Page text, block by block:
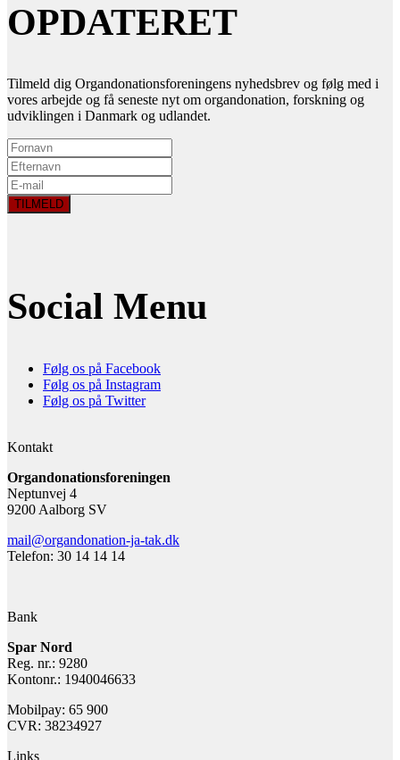
OPDATERET
Tilmeld dig Organdonationsforeningens nyhedsbrev og følg med i
vores arbejde og få seneste nyt om organdonation, forskning og
udviklingen i Danmark og udlandet.
Social Menu
Følg os på Facebook
Følg os på Instagram
Følg os på Twitter
Kontakt
Organdonationsforeningen
Neptunvej 4
9200 Aalborg SV
mail@organdonation-ja-tak.dk
Telefon: 30 14 14 14
Bank
Spar Nord
Reg. nr.: 9280
Kontonr.: 1940046633
Mobilpay: 65 900
CVR: 38234927
Links